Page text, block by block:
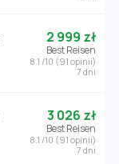
2 999 zł
Best Reisen
8.1 /10 (91 opinii)
7 dni
3 026 zł
Best Reisen
8.1 /10 (91 opinii)
7 dni